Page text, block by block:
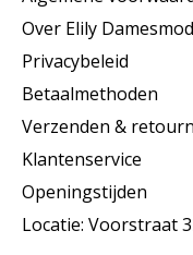
Over Elily
Privacybeleid
Betaalmethoden
Verzenden &
Klantenservice
Openingstijden
Locatie: Voorstraat